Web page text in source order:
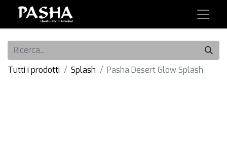
Tutti i prodotti Splash Pasha Desert Glow Splash